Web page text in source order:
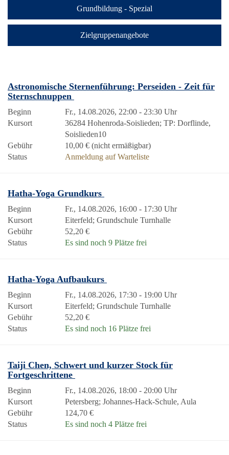
Grundbildung - Spezial
Zielgruppenangebote
Astronomische Sternenführung: Perseiden - Zeit für
Sternschnuppen
Beginn
Fr., 14.08.2026, 22:00 - 23:30 Uhr
Kursort
36284 Hohenroda-Soislieden; TP: Dorflinde,
Soislieden10
Gebühr
10,00 € (nicht ermäßigbar)
Status
Anmeldung auf Warteliste
Hatha-Yoga Grundkurs
Beginn
Fr., 14.08.2026, 16:00 - 17:30 Uhr
Kursort
Eiterfeld; Grundschule Turnhalle
Gebühr
52,20 €
Status
Es sind noch 9 Plätze frei
Hatha-Yoga Aufbaukurs
Beginn
Fr., 14.08.2026, 17:30 - 19:00 Uhr
Kursort
Eiterfeld; Grundschule Turnhalle
Gebühr
52,20 €
Status
Es sind noch 16 Plätze frei
Taiji Chen, Schwert und kurzer Stock für
Fortgeschrittene
Beginn
Fr., 14.08.2026, 18:00 - 20:00 Uhr
Kursort
Petersberg; Johannes-Hack-Schule, Aula
Gebühr
124,70 €
Status
Es sind noch 4 Plätze frei